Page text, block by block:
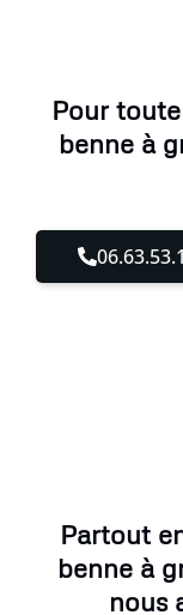
Pour
benne à
Partout
benne à
nous